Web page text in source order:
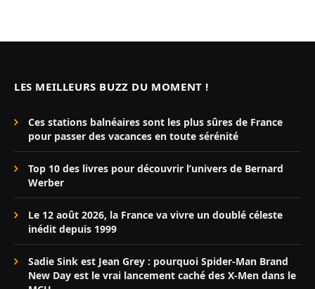
LES MEILLEURS BUZZ DU MOMENT !
Ces stations balnéaires sont les plus sûres de France
pour passer des vacances en toute sérénité
Top 10 des livres pour découvrir l’univers de Bernard
Werber
Le 12 août 2026, la France va vivre un doublé céleste
inédit depuis 1999
Sadie Sink est Jean Grey : pourquoi Spider-Man Brand
New Day est le vrai lancement caché des X-Men dans le